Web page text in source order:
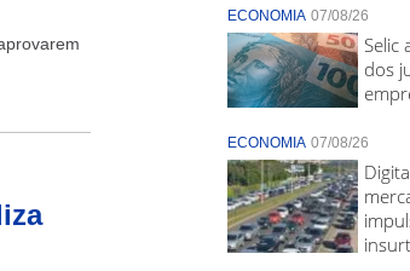
ECONOMIA 07/08/26
Selic
dos
ECONOMIA 07/08/26